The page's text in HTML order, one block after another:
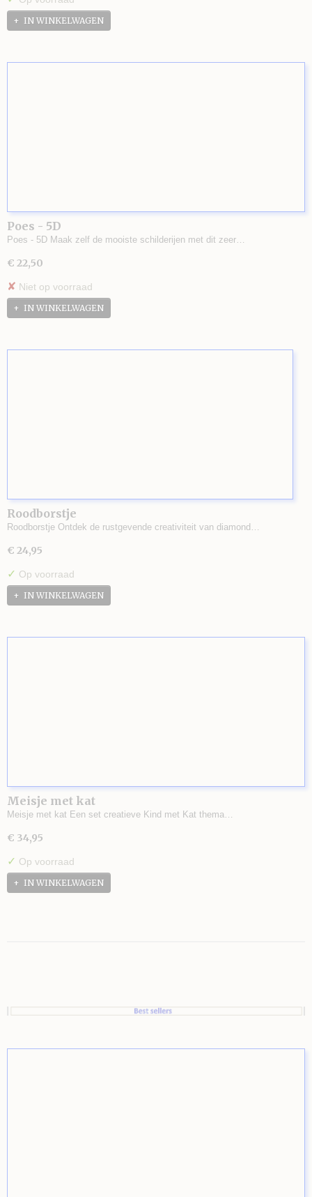
IN WINKELWAGEN
Poes - 5D
Poes - 5D Maak zelf de mooiste schilderijen met dit zeer…
€ 22,50
✘ Niet op voorraad
IN WINKELWAGEN
Roodborstje
Roodborstje Ontdek de rustgevende creativiteit van diamond…
€ 24,95
✓ Op voorraad
IN WINKELWAGEN
Meisje met kat
Meisje met kat Een set creatieve Kind met Kat thema…
€ 34,95
✓ Op voorraad
IN WINKELWAGEN